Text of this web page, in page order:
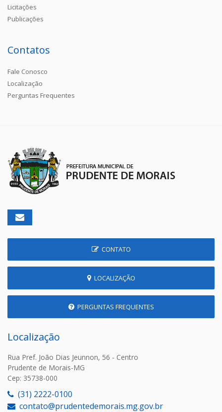
Licitações
Publicações
Contatos
Fale Conosco
Localização
Perguntas Frequentes
CONTATO
LOCALIZAÇÃO
PERGUNTAS FREQUENTES
Localização
Rua Pref. João Dias Jeunnon, 56 - Centro
Prudente de Morais-MG
Cep: 35738-000
(31) 2222-0100
contato@prudentedemorais.mg.gov.br